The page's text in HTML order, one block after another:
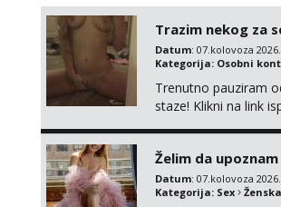
Trazim nekog za
Datum: 07.kolovoza 2026.
Kategorija: Osobni
Trenutno pauziram
staze! Klikni na link
Želim da
Datum: 07.kolovoza 2026.
Kategorija: Sex